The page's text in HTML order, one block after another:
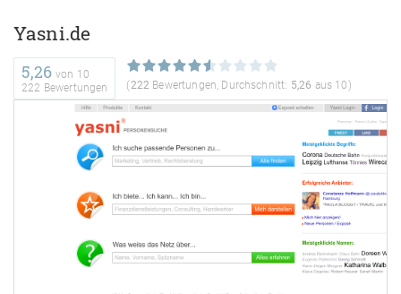
Yasni.de
5,26 von 10
222 Bewertungen
(222 Bewertungen, Durchschnitt: 5,26 aus 10)